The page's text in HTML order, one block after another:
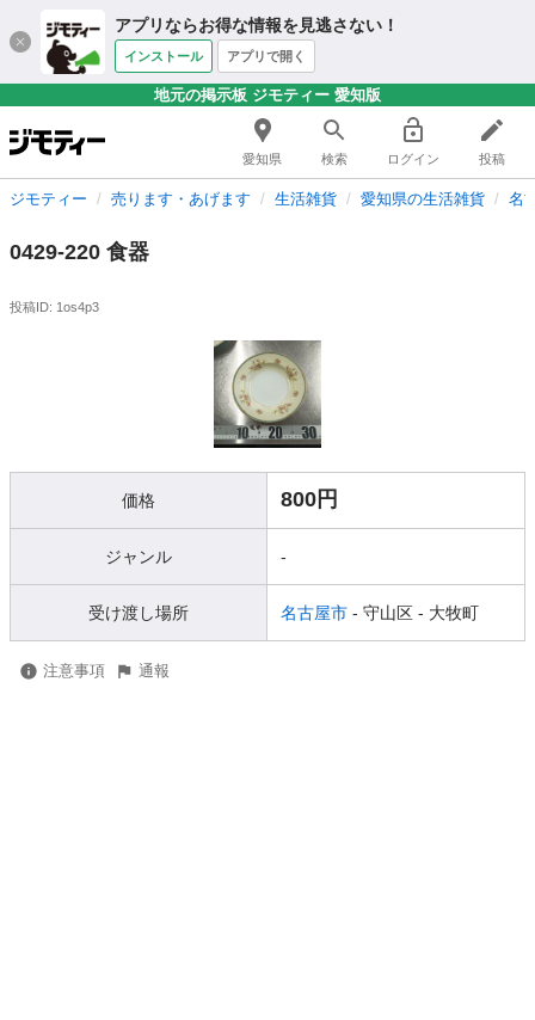
アプリならお得な情報を見逃さない！
インストール アプリで開く
地元の掲示板 ジモティー 愛知版
愛知県 検索 ログイン 投稿
ジモティー 売ります・あげます 生活雑貨 愛知県の生活雑貨 名
0429-220 食器
投稿ID: 1os4p3
価格 800円
ジャンル -
受け渡し場所 名古屋市 - 守山区 - 大牧町
注意事項 通報